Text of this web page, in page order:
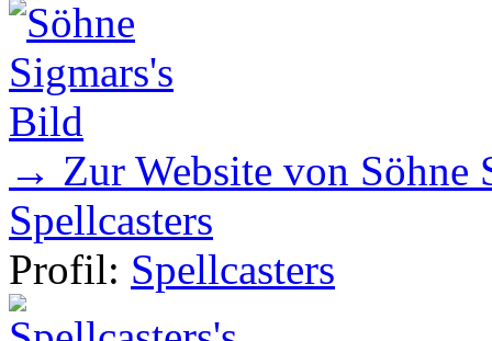
→ Zur Website von Söhne
Spellcasters
Profil: Spellcasters